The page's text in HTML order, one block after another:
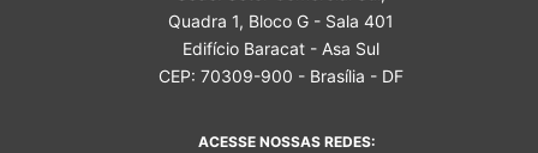
Quadra 1, Bloco G - Sala 401
Edifício Baracat - Asa Sul
CEP: 70309-900 - Brasília - DF
ACESSE NOSSAS REDES: